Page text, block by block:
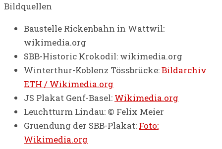
Bildquellen
Baustelle Rickenbahn in Wattwil:
wikimedia.org
SBB-Historic Krokodil: wikimedia.org
Winterthur-Koblenz Tössbrücke:Bildarchiv
ETH / Wikimedia.org
JS Plakat Genf-Basel: Wikimedia.org
Leuchtturm Lindau: © Felix Meier
Gruendung der SBB-Plakat: Foto:
Wikimedia.org